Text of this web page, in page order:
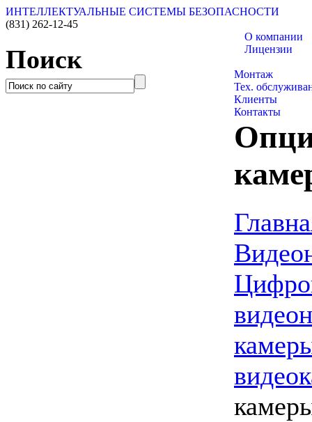
ИНТЕЛЛЕКТУАЛЬНЫЕ СИСТЕМЫ БЕЗОПАСНОСТИ
(831) 262-12-45
Поиск
О компании
Лицензии
Монтаж
Тех.
Клиенты
Контакты